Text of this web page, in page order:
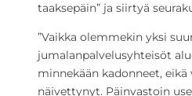
taaksepäin” ja siirtyä
”Vaikka olemmekin yksi
jumalanpalvelusyhteisöt
minnekään kadonneet,
näivettynyt. Päinvastoin